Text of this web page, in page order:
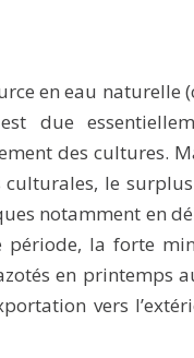
en eau
due
des cultures.
le
notamment en
période, la forte
en printemps
vers